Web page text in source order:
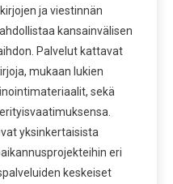
ja viestinnän
kansainvälisen
Palvelut kattavat
mukaan lukien
sekä
yksinkertaisista
eri
keskeiset